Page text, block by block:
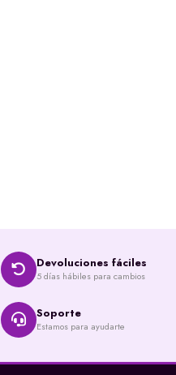
Devoluciones fáciles
5 días hábiles para cambios
Soporte
Estamos para ayudarte